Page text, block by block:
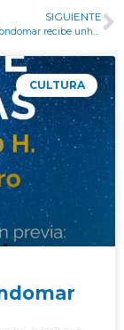
SIGUIENTE
CULTURA